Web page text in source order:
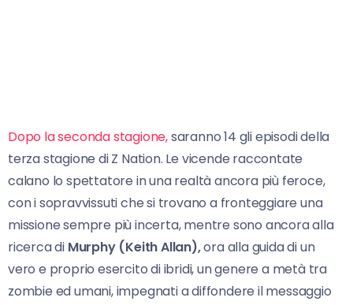
Dopo la seconda stagione,saranno 14 gli episodi della
terza stagione di Z Nation. Le vicende raccontate
calano lo spettatore in una realtà ancora più feroce,
con i sopravvissuti che si trovano a fronteggiare una
missione sempre più incerta, mentre sono ancora alla
ricerca di Murphy (Keith Allan),ora alla guida di un
vero e proprio esercito di ibridi, un genere a metà tra
zombie ed umani, impegnati a diffondere il messaggio